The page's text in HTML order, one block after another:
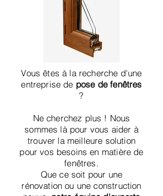
Vous êtes à la recherche d'une
entreprise de pose de fenêtres
?
Ne cherchez plus ! Nous
sommes là pour vous aider à
trouver la meilleure solution
pour vos besoins en matière de
fenêtres.
Que ce soit pour une
rénovation ou une construction